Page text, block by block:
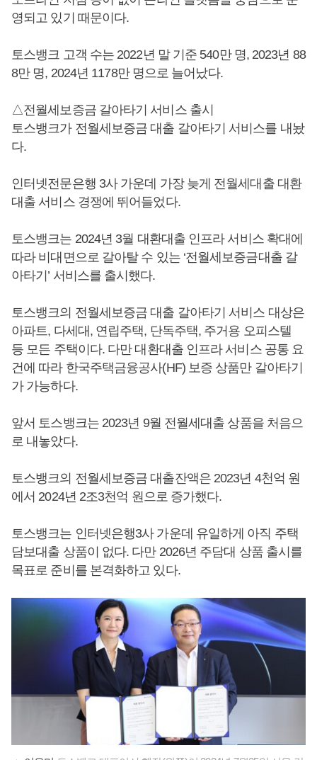
영되고 있기 때문이다.
토스뱅크 고객 수는 2022년 말 기준 540만 명, 2023년 88
8만 명, 2024년 1178만 명으로 늘어났다.
△전월세보증금 갈아타기 서비스 출시
토스뱅크가 전월세보증금 대출 갈아타기 서비스를 내놨
다.
인터넷전문은행 3사 가운데 가장 늦게 전월세대출 대환
대출 서비스 경쟁에 뛰어들었다.
토스뱅크는 2024년 3월 대환대출 인프라 서비스 확대에
따라 비대면으로 갈아탈 수 있는 ‘전월세보증금대출 갈
아타기’ 서비스를 출시했다.
토스뱅크의 전월세보증금 대출 갈아타기 서비스 대상은
아파트, 다세대, 연립주택, 단독주택, 주거용 오피스텔
등 모든 주택이다. 다만 대환대출 인프라 서비스 공통 요
건에 따라 한국주택금융공사(HF) 보증 상품만 갈아타기
가 가능하다.
앞서 토스뱅크는 2023년 9월 전월세대출 상품을 처음으
로 내놓았다.
토스뱅크의 전월세보증금 대출잔액은 2023년 4천억 원
에서 2024년 2조3천억 원으로 증가했다.
토스뱅크는 인터넷은행3사 가운데 유일하게 아직 주택
담보대출 상품이 없다. 다만 2026년 주담대 상품 출시를
목표로 준비를 본격화하고 있다.